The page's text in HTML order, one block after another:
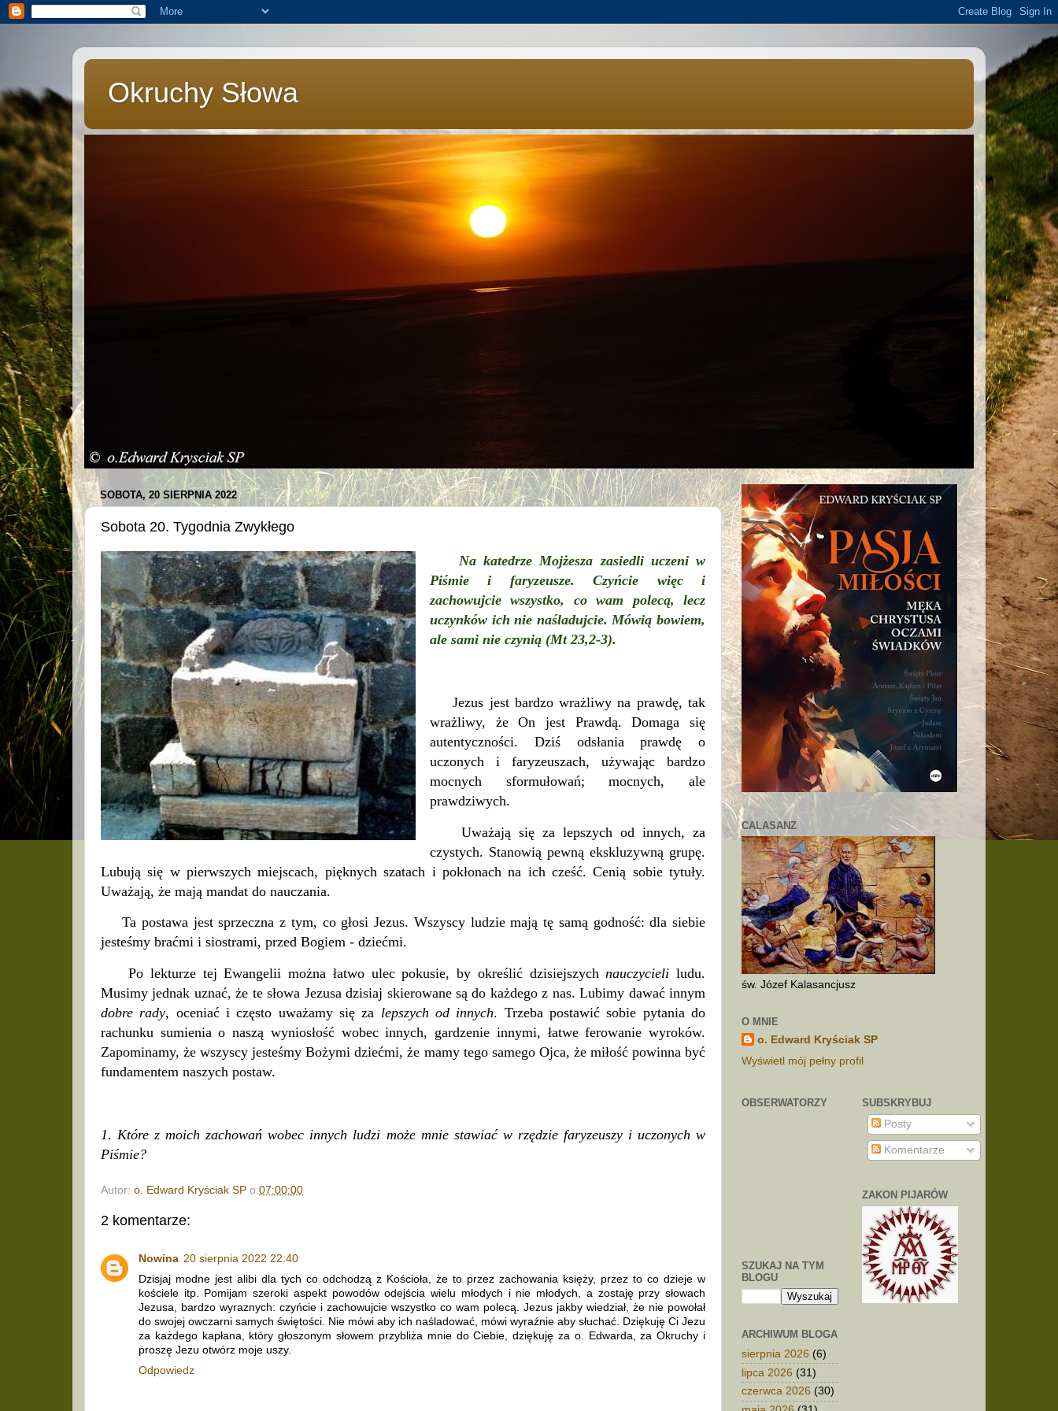
Okruchy Słowa
SOBOTA, 20 SIERPNIA 2022
Sobota 20. Tygodnia Zwykłego
Na katedrze Mojżesza zasiedli uczeni w
Piśmie i faryzeusze. Czyńcie więc i
zachowujcie wszystko, co wam polecą, lecz
uczynków ich nie naśladujcie. Mówią bowiem,
ale sami nie czynią (Mt 23,2-3).
Jezus jest bardzo wrażliwy na prawdę, tak
wrażliwy, że On jest Prawdą. Domaga się
autentyczności. Dziś odsłania prawdę o
uczonych i faryzeuszach, używając bardzo
mocnych sformułowań; mocnych, ale
prawdziwych.
Uważają się za lepszych od innych, za
czystych. Stanowią pewną ekskluzywną grupę.
Lubują się w pierwszych miejscach, pięknych szatach i pokłonach na ich cześć. Cenią sobie tytuły.
Uważają, że mają mandat do nauczania.
Ta postawa jest sprzeczna z tym, co głosi Jezus. Wszyscy ludzie mają tę samą godność: dla siebie
jesteśmy braćmi i siostrami, przed Bogiem - dziećmi.
Po lekturze tej Ewangelii można łatwo ulec pokusie, by określić dzisiejszychnauczycieli ludu.
Musimy jednak uznać, że te słowa Jezusa dzisiaj skierowane są do każdego z nas. Lubimy dawać innym
dobre rady, oceniać i często uważamy się za lepszych od innych. Trzeba postawić sobie pytania do
rachunku sumienia o naszą wyniosłość wobec innych, gardzenie innymi, łatwe ferowanie wyroków.
Zapominamy, że wszyscy jesteśmy Bożymi dziećmi, że mamy tego samego Ojca, że miłość powinna być
fundamentem naszych postaw.
1. Które z moich zachowań wobec innych ludzi może mnie stawiać w rzędzie faryzeuszy i uczonych w
Piśmie?
Autor: o. Edward Kryściak SP o 07:00:00
2 komentarze:
Nowina 20 sierpnia 2022 22:40
Dzisjaj modne jest alibi dla tych co odchodzą z Kościoła, że to przez zachowania księży, przez to co dzieje w
kościele itp. Pomijam szeroki aspekt powodów odejścia wielu młodych i nie młodych, a zostaję przy słowach
Jezusa, bardzo wyraznych: czyńcie i zachowujcie wszystko co wam polecą. Jezus jakby wiedział, że nie powołał
do swojej owczarni samych świętości. Nie mówi aby ich naśladować, mówi wyraźnie aby słuchać. Dziękuję Ci Jezu
za każdego kapłana, który głoszonym słowem przybliża mnie do Ciebie, dziękuję za o. Edwarda, za Okruchy i
proszę Jezu otwórz moje uszy.
Odpowiedz
CALASANZ
św. Józef Kalasancjusz
O MNIE
o. Edward Kryściak SP
Wyświetl mój pełny profil
OBSERWATORZY
SZUKAJ NA TYM
BLOGU
ARCHIWUM BLOGA
sierpnia 2026 (6)
lipca 2026 (31)
czerwca 2026 (30)
SUBSKRYBUJ
Posty
Komentarze
ZAKON PIJARÓW